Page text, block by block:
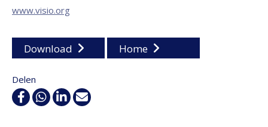
www.visio.org
Download Home
Delen
FacebookWhatsApp
Linkedin
E-